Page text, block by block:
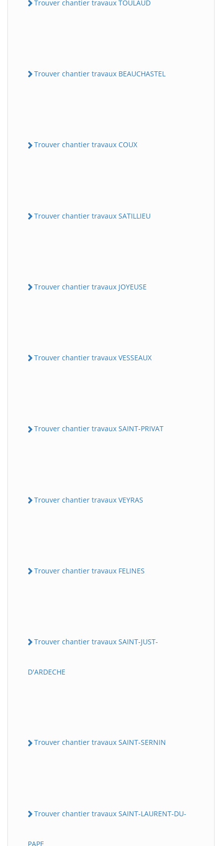
Trouver chantier travaux TOULAUD
Trouver chantier travaux BEAUCHASTEL
Trouver chantier travaux COUX
Trouver chantier travaux SATILLIEU
Trouver chantier travaux JOYEUSE
Trouver chantier travaux VESSEAUX
Trouver chantier travaux SAINT-PRIVAT
Trouver chantier travaux VEYRAS
Trouver chantier travaux FELINES
Trouver chantier travaux SAINT-JUST-
D'ARDECHE
Trouver chantier travaux SAINT-SERNIN
Trouver chantier travaux SAINT-LAURENT-DU-
PAPE